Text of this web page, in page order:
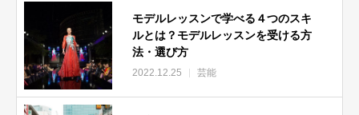
モデルレッスンで学べる４つのスキ
ルとは？モデルレッスンを受ける方
法・選び方
2022.12.25 芸能